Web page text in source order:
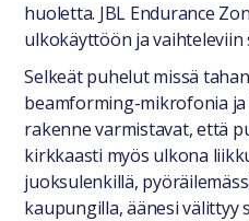
huoletta. JBL Endurance
ulkokäyttöön ja vaihteleviin
Selkeät puhelut missä
beamforming-mikrofonia
rakenne varmistavat, että
kirkkaasti myös ulkona
juoksulenkillä,
kaupungilla, äänesi välittyy